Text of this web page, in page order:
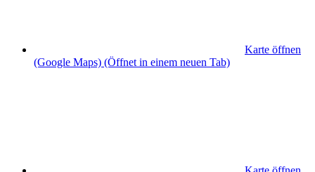
Karte öffnen
(Google Maps) (Öffnet in einem neuen Tab)